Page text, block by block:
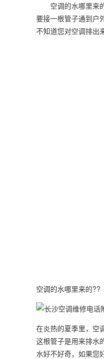
空调的水哪里来的
要接一根管子通到户
不知道您对空调排出
空调的水哪里来的??
在炎热的夏季里，空
这根管子是用来排水
水好不好奇，如果您